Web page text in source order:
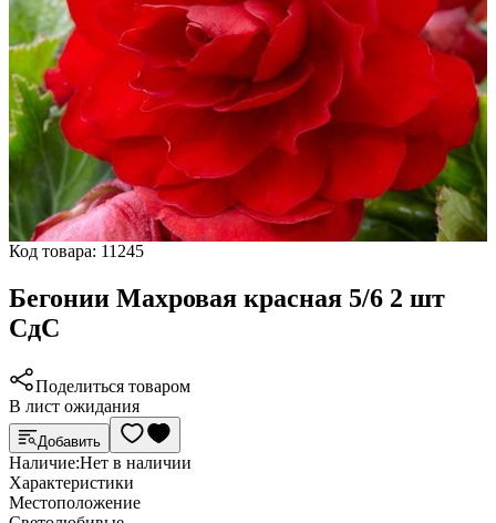
Код товара: 11245
Бегонии Махровая красная 5/6 2 шт
СдС
Поделиться товаром
В лист ожидания
Добавить
Наличие:Нет в наличии
Характеристики
Местоположение